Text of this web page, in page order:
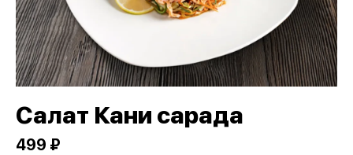
Салат Кани сарада
499 ₽